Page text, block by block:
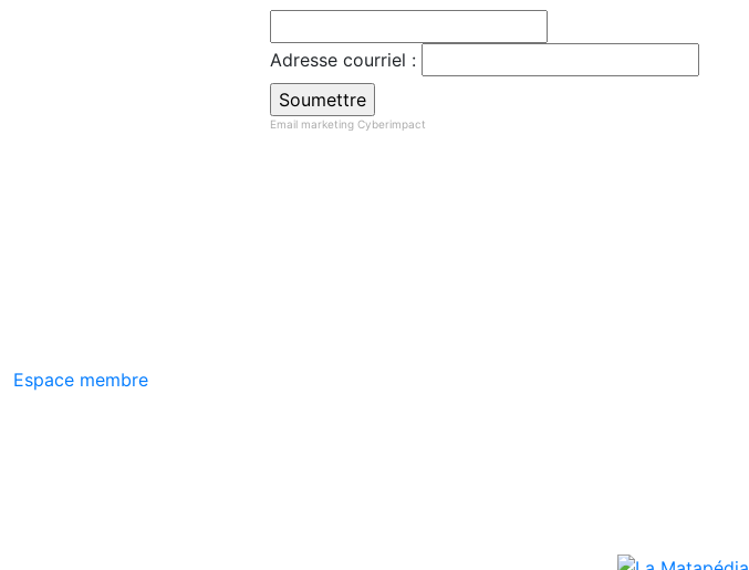
Adresse courriel :
Email marketing Cyberimpact
Espace membre